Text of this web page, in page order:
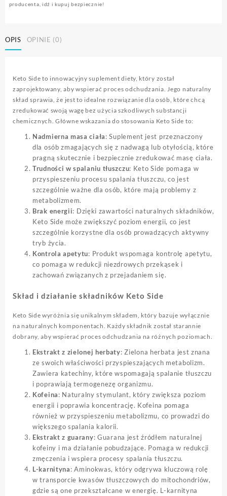
producenta, idź i kupuj bezpiecznie!
OPIS OPINIE (0)
Keto Side to innowacyjny suplement diety, który został
zaprojektowany, aby wspierać proces odchudzania. Jego naturalny
skład sprawia, że jest to idealne rozwiązanie dla osób, które chcą
zredukować swoją wagę bez użycia szkodliwych substancji
chemicznych. Główne wskazania do stosowania Keto Side to:
Nadmierna masa ciała: Suplement jest przeznaczony
dla osób zmagających się z nadwagą lub otyłością, które
pragną skutecznie i bezpiecznie zredukować masę ciała.
Trudności w spalaniu tłuszczu: Keto Side pomaga w
przyspieszeniu procesu spalania tłuszczu, co jest
szczególnie ważne dla osób, które mają problemy z
metabolizmem.
Brak energii: Dzięki zawartości naturalnych składników,
Keto Side może zwiększyć poziom energii, co jest
szczególnie korzystne dla osób prowadzących aktywny
tryb życia.
Kontrola apetytu: Produkt wspomaga kontrolę apetytu,
co pomaga w redukcji niezdrowych przekąsek i
zachowań związanych z przejadaniem się.
Skład i działanie składników Keto Side
Keto Side wyróżnia się unikalnym składem, który bazuje wyłącznie
na naturalnych komponentach. Każdy składnik został starannie
dobrany, aby wspierać proces odchudzania na różnych poziomach.
Ekstrakt z zielonej herbaty: Zielona herbata jest znana
ze swoich właściwości przyspieszających metabolizm.
Zawiera katechiny, które wspomagają spalanie tłuszczu
i poprawiają termogenezę organizmu.
Kofeina: Naturalny stymulant, który zwiększa poziom
energii i poprawia koncentrację. Kofeina pomaga
również w przyspieszeniu metabolizmu, co prowadzi do
większego spalania kalorii.
Ekstrakt z guarany: Guarana jest źródłem naturalnej
kofeiny i ma działanie pobudzające. Pomaga w redukcji
zmęczenia i wspiera procesy spalania tłuszczu.
L-karnityna: Aminokwas, który odgrywa kluczową rolę
w transporcie kwasów tłuszczowych do mitochondriów,
gdzie są one przekształcane w energię. L-karnityna